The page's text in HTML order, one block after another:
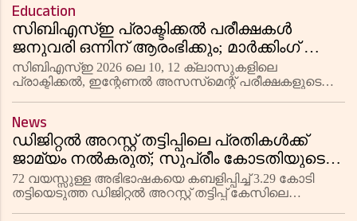
Education
സിബിഎസ്ഇ പ്രാക്ടിക്കൽ പരീക്ഷകൾ
ജനുവരി ഒന്നിന് ആരംഭിക്കും; മാർക്കിംഗ് സ്കീം
പുറത്തിറക്കി
സിബിഎസ്ഇ 2026 ലെ 10, 12 ക്ലാസുകളിലെ
പ്രാക്ടിക്കൽ, ഇന്റേണൽ അസസ്‌മെന്റ് പരീക്ഷകളുടെ
വിഭജന പട്ടിക ഉൾപ്പെടെയുള്ള മാ
News
ഡിജിറ്റൽ അറസ്റ്റ് തട്ടിപ്പിലെ പ്രതികൾക്ക്
ജാമ്യം നൽകരുത്; സുപ്രീം കോടതിയുടെ
അസാധാരണ ഇടപെടൽ, ദേശീയ
മാർഗ്ഗനിർദ്ദേശങ്ങൾ ഉടൻ
72 വയസ്സുള്ള അഭിഭാഷകയെ കബളിപ്പിച്ച് 3.29 കോടി
തട്ടിയെടുത്ത ഡിജിറ്റൽ അറസ്റ്റ് തട്ടിപ്പ് കേസിലെ